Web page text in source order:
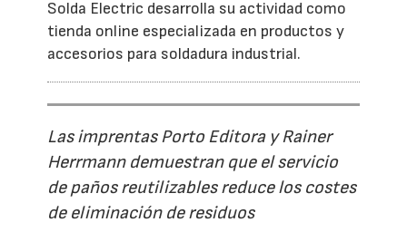
Solda Electric desarrolla su actividad como
tienda online especializada en productos y
accesorios para soldadura industrial.
Las imprentas Porto Editora y Rainer
Herrmann demuestran que el servicio
de paños reutilizables reduce los costes
de eliminación de residuos